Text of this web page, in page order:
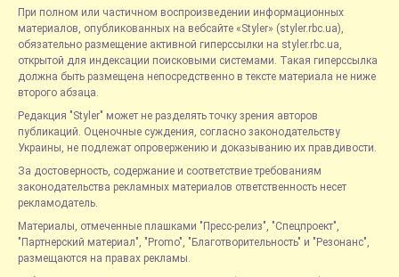
При полном или частичном воспроизведении информационных
материалов, опубликованных на вебсайте «Styler» (styler.rbc.ua),
обязательно размещение активной гиперссылки на styler.rbc.ua,
открытой для индексации поисковыми системами. Такая гиперссылка
должна быть размещена непосредственно в тексте материала не ниже
второго абзаца.
Редакция "Styler" может не разделять точку зрения авторов
публикаций. Оценочные суждения, согласно законодательству
Украины, не подлежат опровержению и доказыванию их правдивости.
За достоверность, содержание и соответствие требованиям
законодательства рекламных материалов ответственность несет
рекламодатель.
Материалы, отмеченные плашками "Пресс-релиз", "Спецпроект",
"Партнерский материал", "Promo", "Благотворительность" и "Резонанс",
размещаются на правах рекламы.